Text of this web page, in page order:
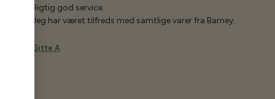
Rigtig god service.
Jeg har været tilfreds med samtlige varer fra Barney.
Gitte A